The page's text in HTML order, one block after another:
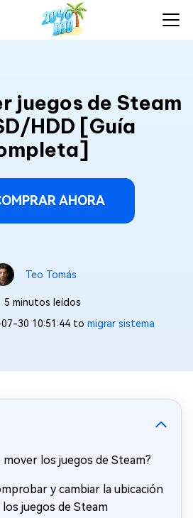
juegos de Steam
HDD [Guía
AHORA
Teo Tomás
5 minutos leídos
30 10:51:44 to migrar sistema
mover los juegos de Steam?
y cambiar la ubicación
juegos de Steam